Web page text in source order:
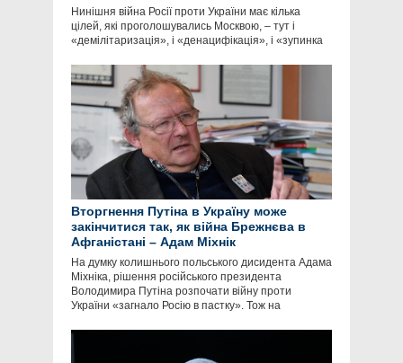
Нинішня війна Росії проти України має кілька
цілей, які проголошувались Москвою, – тут і
«демілітаризація», і «денацифікація», і «зупинка
Вторгнення Путіна в Україну може
закінчитися так, як війна Брежнєва в
Афганістані – Адам Міхнік
На думку колишнього польського дисидента Адама
Міхніка, рішення російського президента
Володимира Путіна розпочати війну проти
України «загнало Росію в пастку». Тож на